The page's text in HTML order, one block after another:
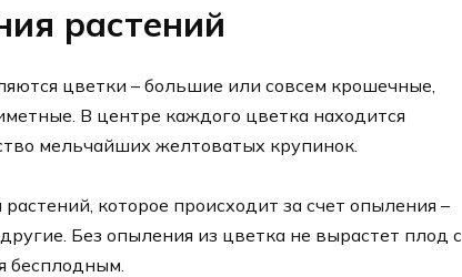
растений
цветки – большие или совсем крошечные,
В центре каждого цветка находится
мельчайших желтоватых крупинок.
которое происходит за счет опыления –
Без опыления из цветка не вырастет плод с
бесплодным.